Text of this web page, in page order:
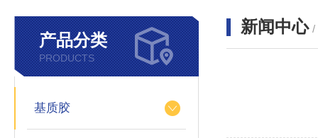
产品分类
PRODUCTS
基质胶
新闻中心 /